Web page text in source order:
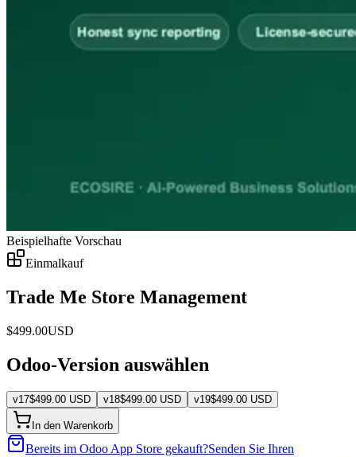
Beispielhafte Vorschau
Einmalkauf
Trade Me Store Management
$499.00USD
Odoo-Version auswählen
v17$499.00 USD v18$499.00 USD v19$499.00 USD
In den Warenkorb
Bereits im Odoo App Store gekauft?Senden Sie Ihren